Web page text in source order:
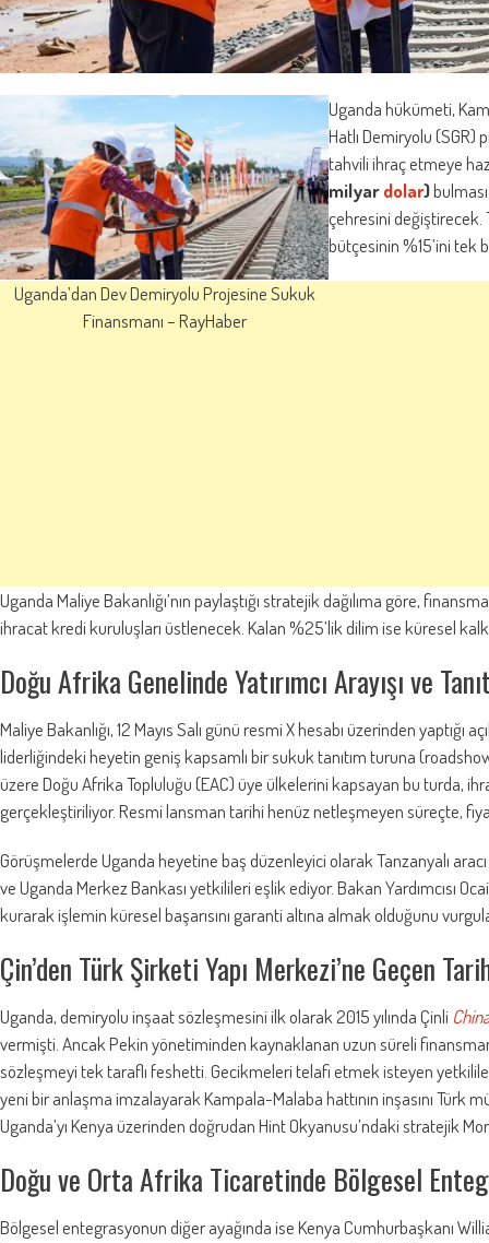
Uganda’dan Dev Demiryolu Projesine Sukuk
Finansmanı – RayHaber
Uganda hükümeti,
Hatlı Demiryolu (SGR)
tahvili ihraç etmeye
milyardolar)
çehresini değiştirecek.
bütçesinin %15’ini tek
Uganda Maliye Bakanlığı’nın paylaştığı stratejik dağılıma göre,
ihracat kredi kuruluşları üstlenecek. Kalan %25’lik dilim ise küresel
Doğu Afrika Genelinde Yatırımcı Arayışı ve
Maliye Bakanlığı, 12 Mayıs Salı günü resmi X hesabı üzerinden yaptığı
liderliğindeki heyetin geniş kapsamlı bir sukuk tanıtım turuna
üzere Doğu Afrika Topluluğu (EAC) üye ülkelerini kapsayan bu turda,
gerçekleştiriliyor. Resmi lansman tarihi henüz netleşmeyen süreçte,
Görüşmelerde Uganda heyetine baş düzenleyici olarak Tanzanyalı
ve Uganda Merkez Bankası yetkilileri eşlik ediyor. Bakan Yardımcısı
kurarak işlemin küresel başarısını garanti altına almak olduğunu
Çin’den Türk Şirketi Yapı Merkezi’ne Geçen
Uganda, demiryolu inşaat sözleşmesini ilk olarak 2015 yılında Çinli China
vermişti. Ancak Pekin yönetiminden kaynaklanan uzun süreli
sözleşmeyi tek taraflı feshetti. Gecikmeleri telafi etmek isteyen
yeni bir anlaşma imzalayarak Kampala-Malaba hattının inşasını Türk
Uganda’yı Kenya üzerinden doğrudan Hint Okyanusu’ndaki stratejik
Doğu ve Orta Afrika Ticaretinde Bölgesel
Bölgesel entegrasyonun diğer ayağında ise Kenya Cumhurbaşkanı